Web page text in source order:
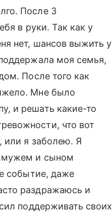
После 3
в руки. Так как у
нет, шансов выжить у
моя семья,
После того как
Мне было
и решать какие-то
что вот
или я заболею. Я
мужем и сыном
событие, даже
раздражаюсь и
поддерживать своих